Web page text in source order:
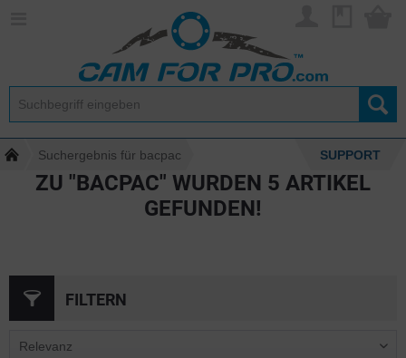
Suchergebnis für bacpac SUPPORT
ZU "BACPAC" WURDEN 5 ARTIKEL
GEFUNDEN!
FILTERN